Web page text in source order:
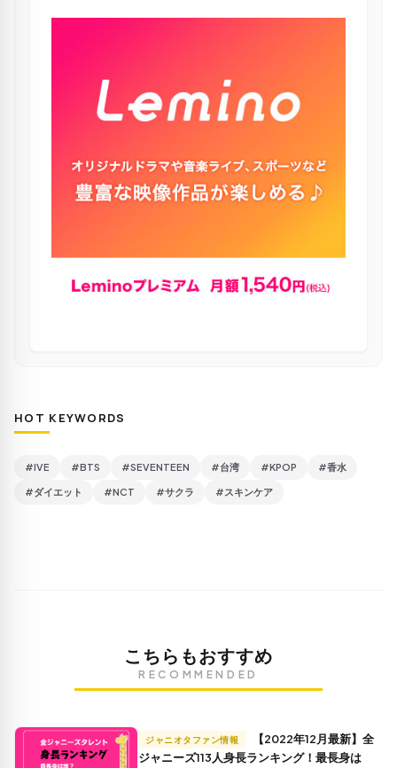
HOT KEYWORDS
#IVE #BTS #SEVENTEEN #台湾 #KPOP #香水
#ダイエット #NCT #サクラ #スキンケア
こちらもおすすめ
RECOMMENDED
ジャニオタファン情報
ジャニーズ113人身長ランキング！最長身は